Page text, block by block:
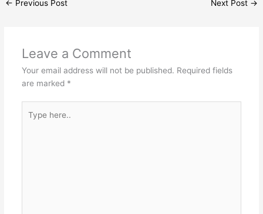
← Previous Post Next Post →
Leave a Comment
Your email address will not be published. Required fields
are marked *
here..